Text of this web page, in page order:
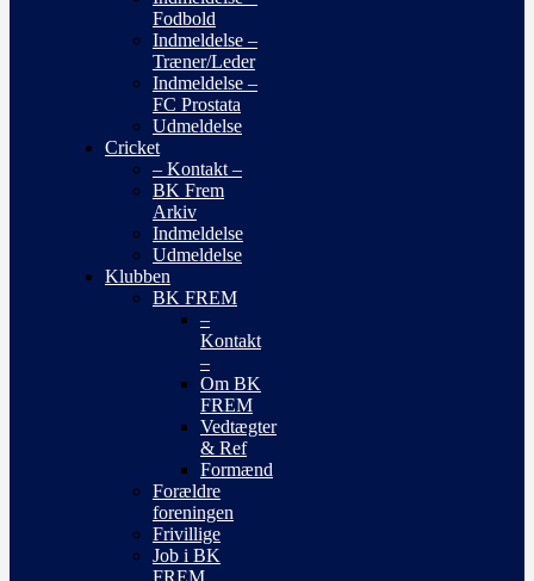
Fodbold
Indmeldelse –
Træner/Leder
Indmeldelse –
FC Prostata
Udmeldelse
Cricket
– Kontakt –
BK Frem
Arkiv
Indmeldelse
Udmeldelse
Klubben
BK FREM
–
Kontakt
–
Om BK
FREM
Vedtægter
& Ref
Formænd
Forældre
foreningen
Frivillige
Job i BK
FREM